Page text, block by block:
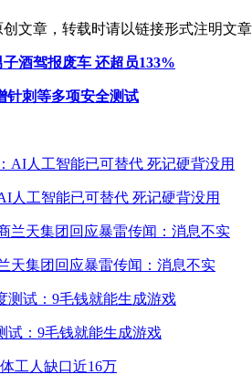
文章，转载时请以链接形式注明文章
酒驾报废车 还超员133%
针刺等多项安全测试
人工智能已可替代 死记硬背没用
天集团回应暴雷传闻：消息不实
试：9毛钱就能生成游戏